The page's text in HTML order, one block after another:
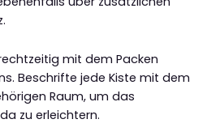
mit dem Packen
Beschrifte jede Kiste mit dem
Raum, um das
zu erleichtern.